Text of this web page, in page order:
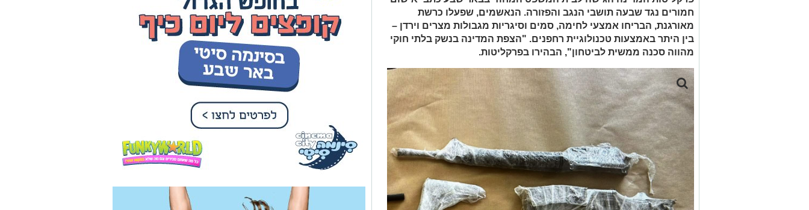
חמורים נגד שבעה תושבי הנגב והפזורה. הנאשמים, שפעלו כרשת
מאורגנת, הבריחו אמצעי לחימה, סמים וסיגריות מגבולות מצרים וירדן –
בין היתר באמצעות טכנולוגיית רחפנים. "הצפת המדינה בנשק בלתי חוקי
מהווה סכנה ממשית לביטחון", הבהירו בפרקליטות.